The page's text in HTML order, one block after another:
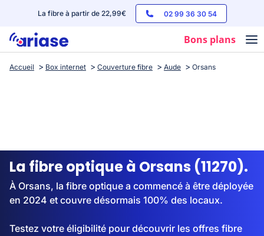
La fibre à partir de 22,99€ 02 99 36 30 54
Bons plans
Box internet
Streaming
Accueil Box internet Couverture fibre Aude Orsans
La fibre optique à Orsans (11270).
À Orsans, la fibre optique a commencé à être déployée
en 2024 et couvre désormais 100% des locaux.
Testez votre éligibilité pour découvrir les offres fibre